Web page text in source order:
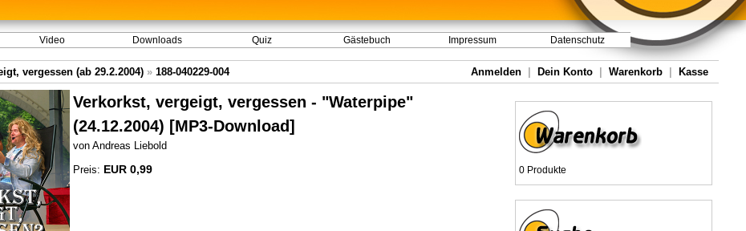
Video Downloads Quiz Gästebuch Impressum Datenschutz
vergessen (ab 29.2.2004) » 188-040229-004 Anmelden Dein Konto Warenkorb Kasse
Verkorkst, vergeigt, vergessen - "Waterpipe"
(24.12.2004) [MP3-Download]
von Andreas Liebold
Preis: EUR 0,99 0 Produkte